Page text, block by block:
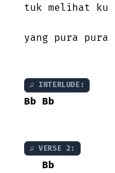
tuk melihat ku
yang pura pura
♫ INTERLUDE:
Bb Bb
♫ VERSE 2:
Bb